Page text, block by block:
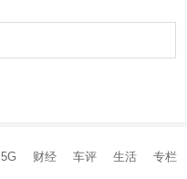
5G 财经 车评 生活 专栏